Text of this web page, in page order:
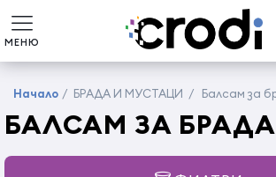
МЕНЮ
Начало / БРАДА И МУСТАЦИ / Балсам за
БАЛСАМ ЗА БРАДА